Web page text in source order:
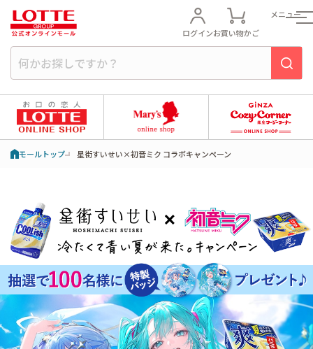
ログインお買い物かご
メニュー
モールトップ 星街すいせい×初音ミク コラボキャンペーン